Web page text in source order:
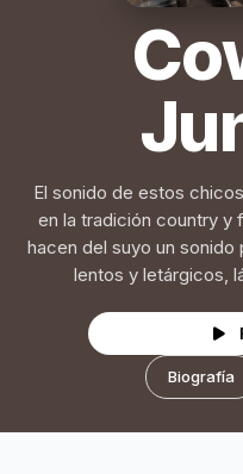
El sonido de estos
en la tradición country y
hacen del suyo un
lentos y letárgicos,
Biografía